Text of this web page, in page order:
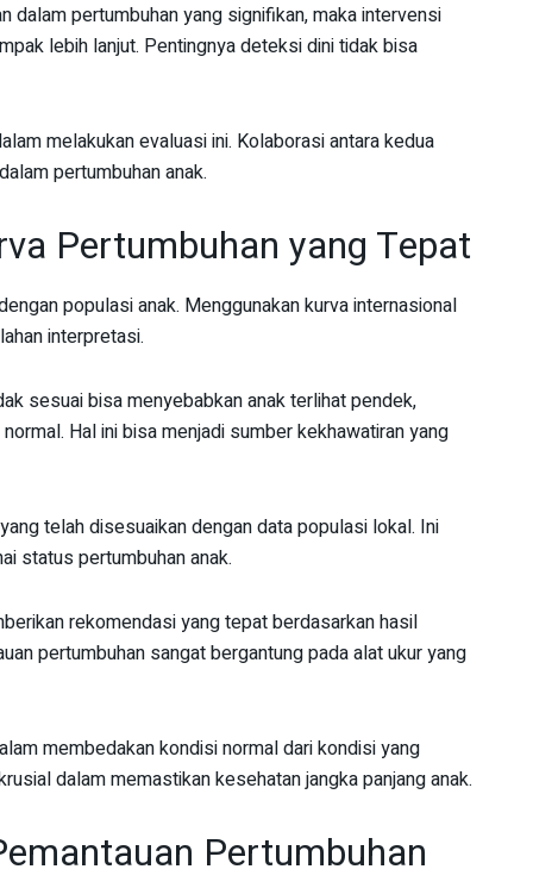
dalam pertumbuhan yang signifikan, maka intervensi
lebih lanjut. Pentingnya deteksi dini tidak bisa
melakukan evaluasi ini. Kolaborasi antara kedua
pertumbuhan anak.
Pertumbuhan yang Tepat
populasi anak. Menggunakan kurva internasional
interpretasi.
sesuai bisa menyebabkan anak terlihat pendek,
Hal ini bisa menjadi sumber kekhawatiran yang
telah disesuaikan dengan data populasi lokal. Ini
status pertumbuhan anak.
rekomendasi yang tepat berdasarkan hasil
pertumbuhan sangat bergantung pada alat ukur yang
membedakan kondisi normal dari kondisi yang
dalam memastikan kesehatan jangka panjang anak.
Pertumbuhan